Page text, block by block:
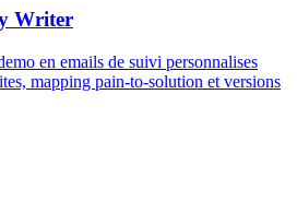
Writer
en emails de suivi personnalises
mapping pain-to-solution et versions